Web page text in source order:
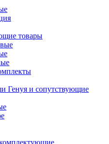
товары
Генуя и сопутствующие